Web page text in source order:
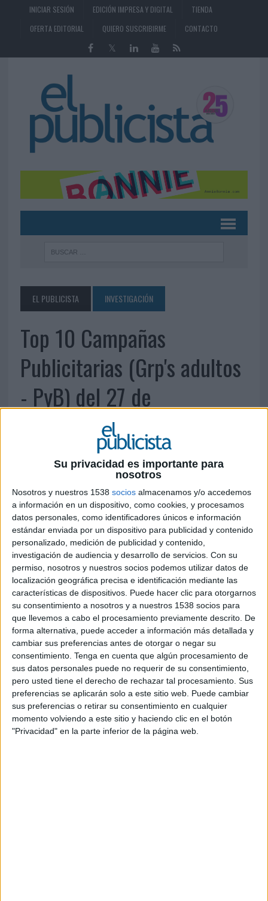
Su privacidad es importante para
nosotros
Nosotros y nuestros 1538 socios almacenamos y/o accedemos
a información en un dispositivo, como cookies, y procesamos
datos personales, como identificadores únicos e información
estándar enviada por un dispositivo para publicidad y contenido
personalizado, medición de publicidad y contenido,
investigación de audiencia y desarrollo de servicios. Con su
permiso, nosotros y nuestros socios podemos utilizar datos de
localización geográfica precisa e identificación mediante las
características de dispositivos. Puede hacer clic para otorgarnos
su consentimiento a nosotros y a nuestros 1538 socios para
que llevemos a cabo el procesamiento previamente descrito. De
forma alternativa, puede acceder a información más detallada y
cambiar sus preferencias antes de otorgar o negar su
consentimiento. Tenga en cuenta que algún procesamiento de
sus datos personales puede no requerir de su consentimiento,
pero usted tiene el derecho de rechazar tal procesamiento. Sus
preferencias se aplicarán solo a este sitio web. Puede cambiar
sus preferencias o retirar su consentimiento en cualquier
momento volviendo a este sitio y haciendo clic en el botón
"Privacidad" en la parte inferior de la página web.
INICIAR SESIÓN EDICIÓN IMPRESA Y DIGITAL
TIENDA
OFERTA EDITORIAL
QUIERO SUSCRIBIRME CONTACTO
EL PUBLICISTA INVESTIGACIÓN
Top 10 Campañas
Publicitarias (Grp's adultos
- PyB) del 27 de
septiembre al 3 de octubre
de 2010
4 DE OCTUBRE DE 2010
IMPRIMIR
TWEET
SHARE